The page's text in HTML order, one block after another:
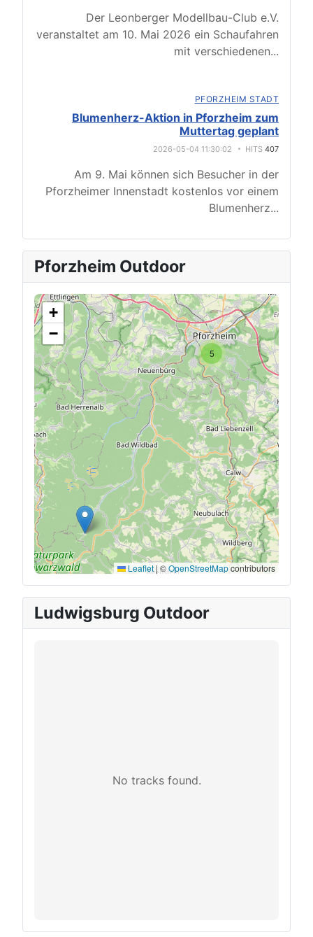
Der Leonberger Modellbau-Club e.V.
veranstaltet am 10. Mai 2026 ein Schaufahren
mit verschiedenen...
PFORZHEIM STADT
Blumenherz-Aktion in Pforzheim zum
Muttertag geplant
2026-05-04 11:30:02 HITS 407
Am 9. Mai können sich Besucher in der
Pforzheimer Innenstadt kostenlos vor einem
Blumenherz...
Pforzheim Outdoor
5
+
−
Leaflet |©OpenStreetMapcontributors
Ludwigsburg Outdoor
No tracks found.